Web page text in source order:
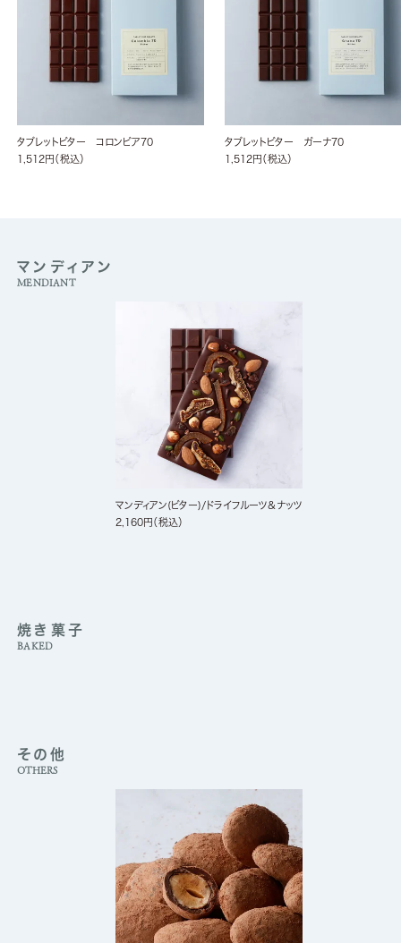
タブレットビター コロンビア70
1,512
税込
タブレットビター ガーナ70
1,512
税込
マンディアン
MENDIANT
マンディアン(ビター)/ドライフルーツ＆ナッツ
2,160
税込
焼き菓子
BAKED
その他
OTHERS